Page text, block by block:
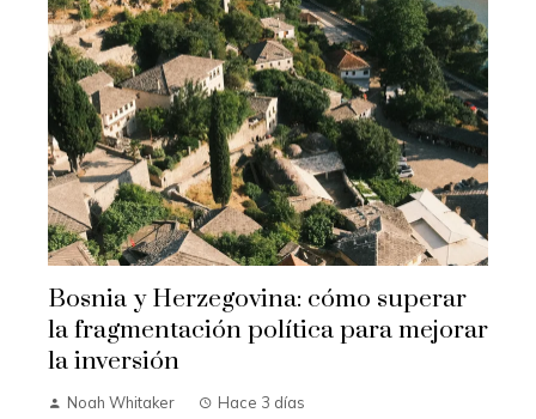
Bosnia y Herzegovina: cómo superar
la fragmentación política para mejorar
la inversión
Noah Whitaker Hace 3 días